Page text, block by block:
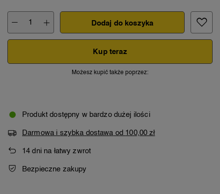
Dodaj do koszyka
Kup teraz
Możesz kupić także poprzez:
Produkt dostępny w bardzo dużej ilości
Darmowa i szybka dostawa od 100,00 zł
14 dni na łatwy zwrot
Bezpieczne zakupy